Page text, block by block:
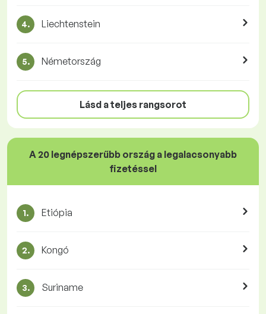
4. Liechtenstein
5. Németország
Lásd a teljes rangsorot
A 20 legnépszerűbb ország a legalacsonyabb
fizetéssel
1. Etiópia
2. Kongó
3. Suriname